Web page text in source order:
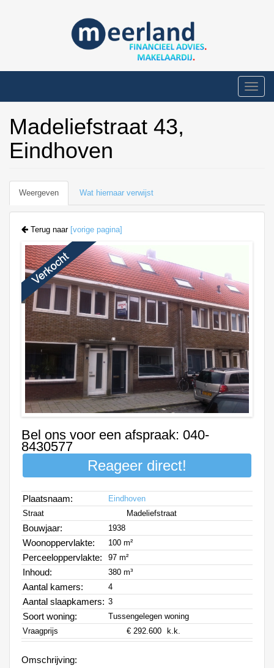
Toggle
Madeliefstraat 43,
Eindhoven
Primaire
tabs
Weergeven (actieve
tabblad)
Wat hiernaar verwijst
Terug naar [vorige pagina]
Bel ons voor een afspraak: 040-
8430577
Reageer direct!
Plaatsnaam:
Eindhoven
Straat
Madeliefstraat
Bouwjaar: 1938
Woonoppervlakte: 100 m²
Perceeloppervlakte: 97 m²
Inhoud: 380 m³
Aantal kamers: 4
Aantal slaapkamers: 3
Soort woning:
Tussengelegen woning
Vraagprijs
€ 292.600 k.k.
Omschrijving: